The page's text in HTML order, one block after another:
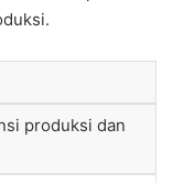
produksi dan